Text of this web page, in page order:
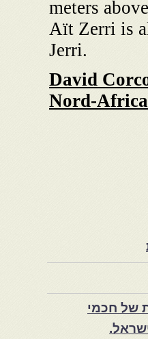
meters
Aït Zerri is
Jerri.
David
Nord-
של חכמי